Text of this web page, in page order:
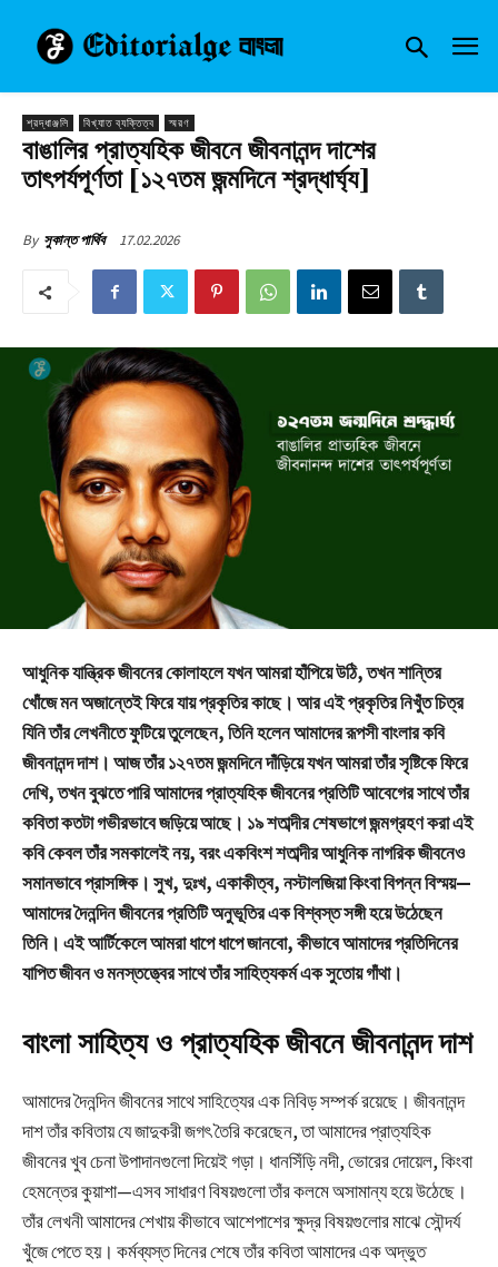
শ্রদ্ধাঞ্জলি বিখ্যাত ব্যক্তিত্ব স্মরণ
বাঙালির প্রাত্যহিক জীবনে জীবনানন্দ দাশের
তাৎপর্যপূর্ণতা [১২৭তম জন্মদিনে শ্রদ্ধার্ঘ্য]
By সুকান্ত পার্থিব 17.02.2026
আধুনিক যান্ত্রিক জীবনের কোলাহলে যখন আমরা হাঁপিয়ে উঠি, তখন শান্তির
খোঁজে মন অজান্তেই ফিরে যায় প্রকৃতির কাছে। আর এই প্রকৃতির নিখুঁত চিত্র
যিনি তাঁর লেখনীতে ফুটিয়ে তুলেছেন, তিনি হলেন আমাদের রূপসী বাংলার কবি
জীবনানন্দ দাশ। আজ তাঁর ১২৭তম জন্মদিনে দাঁড়িয়ে যখন আমরা তাঁর সৃষ্টিকে ফিরে
দেখি, তখন বুঝতে পারি আমাদের প্রাত্যহিক জীবনের প্রতিটি আবেগের সাথে তাঁর
কবিতা কতটা গভীরভাবে জড়িয়ে আছে। ১৯ শতাব্দীর শেষভাগে জন্মগ্রহণ করা এই
কবি কেবল তাঁর সমকালেই নয়, বরং একবিংশ শতাব্দীর আধুনিক নাগরিক জীবনেও
সমানভাবে প্রাসঙ্গিক। সুখ, দুঃখ, একাকীত্ব, নস্টালজিয়া কিংবা বিপন্ন বিস্ময়—
আমাদের দৈনন্দিন জীবনের প্রতিটি অনুভূতির এক বিশ্বস্ত সঙ্গী হয়ে উঠেছেন
তিনি। এই আর্টিকেলে আমরা ধাপে ধাপে জানবো, কীভাবে আমাদের প্রতিদিনের
যাপিত জীবন ও মনস্তত্ত্বের সাথে তাঁর সাহিত্যকর্ম এক সুতোয় গাঁথা।
বাংলা সাহিত্য ও প্রাত্যহিক জীবনে জীবনানন্দ দাশ
আমাদের দৈনন্দিন জীবনের সাথে সাহিত্যের এক নিবিড় সম্পর্ক রয়েছে। জীবনানন্দ
দাশ তাঁর কবিতায় যে জাদুকরী জগৎ তৈরি করেছেন, তা আমাদের প্রাত্যহিক
জীবনের খুব চেনা উপাদানগুলো দিয়েই গড়া। ধানসিঁড়ি নদী, ভোরের দোয়েল, কিংবা
হেমন্তের কুয়াশা—এসব সাধারণ বিষয়গুলো তাঁর কলমে অসামান্য হয়ে উঠেছে।
তাঁর লেখনী আমাদের শেখায় কীভাবে আশেপাশের ক্ষুদ্র বিষয়গুলোর মাঝে সৌন্দর্য
খুঁজে পেতে হয়। কর্মব্যস্ত দিনের শেষে তাঁর কবিতা আমাদের এক অদ্ভুত